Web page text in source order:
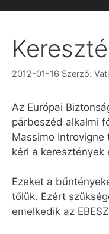
2012-01-16 Szerző:
Az Európai
párbeszéd alkalmi
Massimo
kéri a keresztények
Ezeket a
tőlük. Ezért
emelkedik az